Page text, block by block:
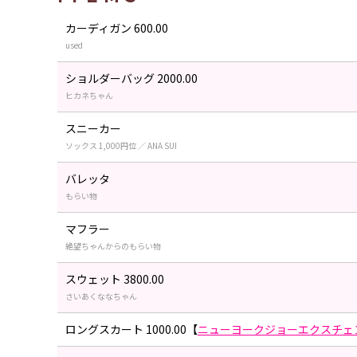
カーディガン 600.00
used
ショルダーバッグ 2000.00
ヒカネちゃん
スニーカー
ソックス 1,000円位 ／ ANA SUI
バレッタ
もらい物
マフラー
絶望ちゃんからのもらい物
スウェット 3800.00
さいあくななちゃん
ロングスカート 1000.00【ニューヨークジョーエクスチェ